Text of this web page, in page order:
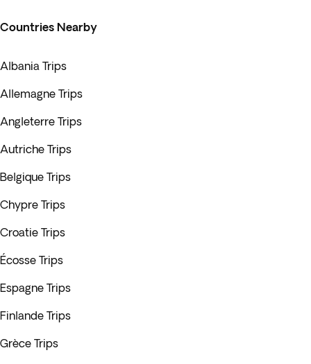
Countries Nearby
Albania Trips
Allemagne Trips
Angleterre Trips
Autriche Trips
Belgique Trips
Chypre Trips
Croatie Trips
Écosse Trips
Espagne Trips
Finlande Trips
Grèce Trips